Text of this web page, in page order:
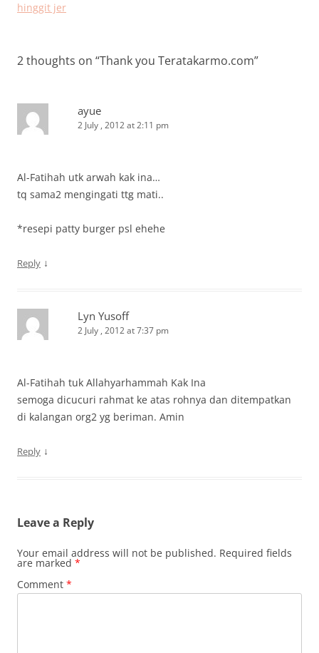
navigation
hinggit jer
2 thoughts on “Thank you Teratakarmo.com”
ayue
2 July , 2012 at 2:11 pm
Al-Fatihah utk arwah kak ina…
tq sama2 mengingati ttg mati..
*resepi patty burger psl ehehe
Reply ↓
Lyn Yusoff
2 July , 2012 at 7:37 pm
Al-Fatihah tuk Allahyarhammah Kak Ina
semoga dicucuri rahmat ke atas rohnya dan ditempatkan
di kalangan org2 yg beriman. Amin
Reply ↓
Leave a Reply
Your email address will not be published. Required fields
are marked *
Comment *